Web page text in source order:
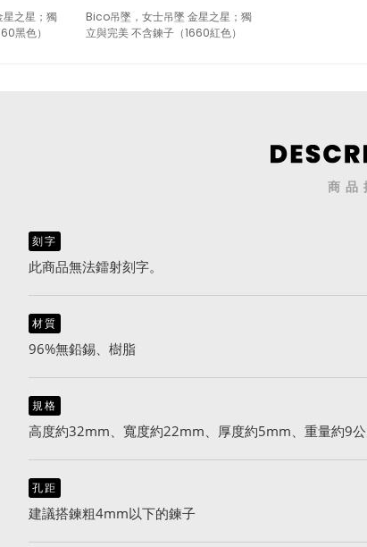
之星；獨
黑色）
Bico吊墜，女士吊墜 金星之星；獨
立與完美 不含鍊子（1660紅色）
商品
刻字
此商品無法鐳射刻字。
材質
96%無鉛錫、樹脂
規格
高度約32mm、寬度約22mm、厚度約5mm、重量約9
孔距
建議搭鍊粗4mm以下的鍊子